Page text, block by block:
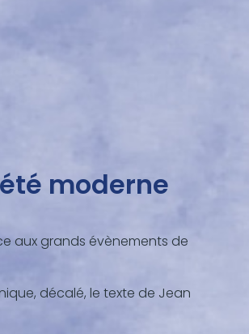
moderne
aux grands évènements de
décalé, le texte de Jean